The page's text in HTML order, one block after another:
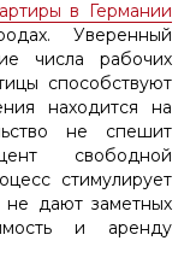
в Германии
Уверенный
числа рабочих
способствуют
находится на
не спешит
свободной
стимулирует
дают заметных
и аренду